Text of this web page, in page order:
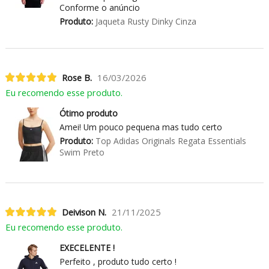
Conforme o anúncio
Produto:Jaqueta Rusty Dinky Cinza
Rose B. 16/03/2026
Eu recomendo esse produto.
Ótimo produto
Amei! Um pouco pequena mas tudo certo
Produto:Top Adidas Originals Regata Essentials
Swim Preto
Deivison N. 21/11/2025
Eu recomendo esse produto.
EXECELENTE !
Perfeito , produto tudo certo !